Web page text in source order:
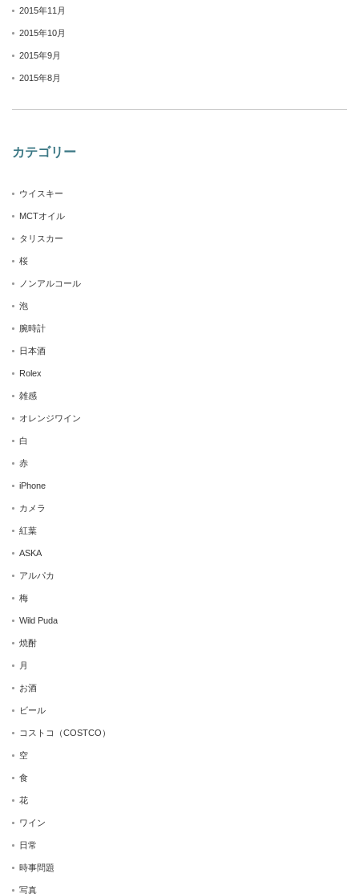
2015年11月
2015年10月
2015年9月
2015年8月
カテゴリー
ウイスキー
MCTオイル
タリスカー
桜
ノンアルコール
泡
腕時計
日本酒
Rolex
雑感
オレンジワイン
白
赤
iPhone
カメラ
紅葉
ASKA
アルパカ
梅
Wild Puda
焼酎
月
お酒
ビール
コストコ（COSTCO）
空
食
花
ワイン
日常
時事問題
写真